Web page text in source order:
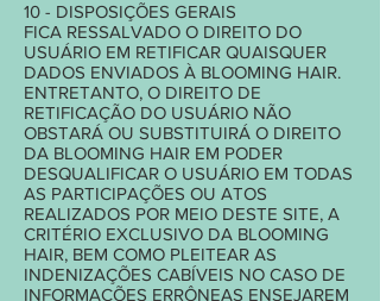
10 - DISPOSIÇÕES GERAIS
FICA RESSALVADO O DIREITO DO
USUÁRIO EM RETIFICAR QUAISQUER
DADOS ENVIADOS À BLOOMING HAIR.
ENTRETANTO, O DIREITO DE
RETIFICAÇÃO DO USUÁRIO NÃO
OBSTARÁ OU SUBSTITUIRÁ O DIREITO
DA BLOOMING HAIR EM PODER
DESQUALIFICAR O USUÁRIO EM TODAS
AS PARTICIPAÇÕES OU ATOS
REALIZADOS POR MEIO DESTE SITE, A
CRITÉRIO EXCLUSIVO DA BLOOMING
HAIR, BEM COMO PLEITEAR AS
INDENIZAÇÕES CABÍVEIS NO CASO DE
INFORMAÇÕES ERRÔNEAS ENSEJAREM